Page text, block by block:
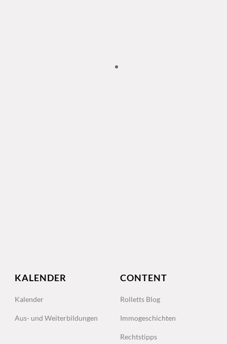
KALENDER
Kalender
Aus- und Weiterbildungen
CONTENT
Rolletts Blog
Immogeschichten
Rechtstipps